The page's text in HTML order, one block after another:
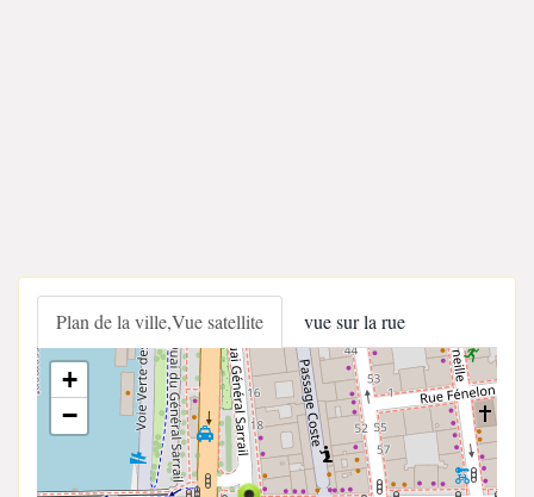
Plan de la ville,Vue satellite vue sur la rue
+
−